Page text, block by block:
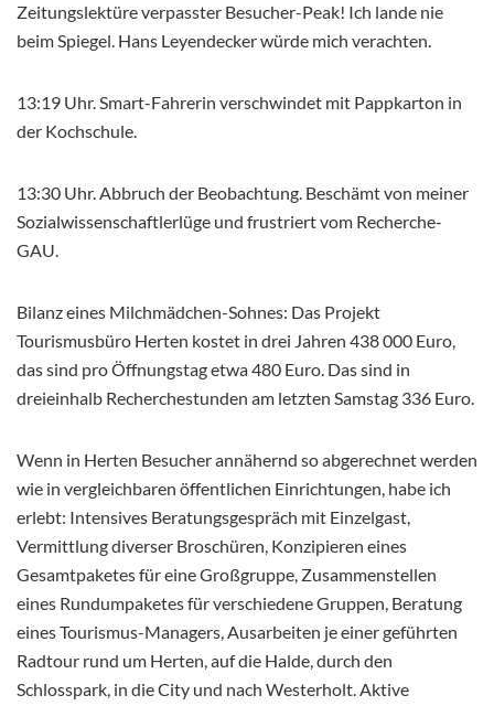
Zeitungslektüre verpasster Besucher-Peak! Ich lande nie
beim Spiegel. Hans Leyendecker würde mich verachten.
13:19 Uhr. Smart-Fahrerin verschwindet mit Pappkarton in
der Kochschule.
13:30 Uhr. Abbruch der Beobachtung. Beschämt von meiner
Sozialwissenschaftlerlüge und frustriert vom Recherche-
GAU.
Bilanz eines Milchmädchen-Sohnes: Das Projekt
Tourismusbüro Herten kostet in drei Jahren 438 000 Euro,
das sind pro Öffnungstag etwa 480 Euro. Das sind in
dreieinhalb Recherchestunden am letzten Samstag 336 Euro.
Wenn in Herten Besucher annähernd so abgerechnet werden
wie in vergleichbaren öffentlichen Einrichtungen, habe ich
erlebt: Intensives Beratungsgespräch mit Einzelgast,
Vermittlung diverser Broschüren, Konzipieren eines
Gesamtpaketes für eine Großgruppe, Zusammenstellen
eines Rundumpaketes für verschiedene Gruppen, Beratung
eines Tourismus-Managers, Ausarbeiten je einer geführten
Radtour rund um Herten, auf die Halde, durch den
Schlosspark, in die City und nach Westerholt. Aktive